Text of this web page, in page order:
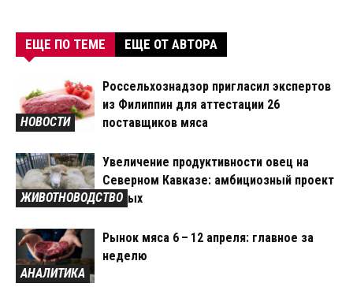
ЕЩЕ ПО ТЕМЕ ЕЩЕ ОТ АВТОРА
НОВОСТИ
Россельхознадзор пригласил экспертов
из Филиппин для аттестации 26
поставщиков мяса
ЖИВОТНОВОДСТВО
Увеличение продуктивности овец на
Северном Кавказе: амбициозный проект
ученых
АНАЛИТИКА
Рынок мяса 6 – 12 апреля: главное за
неделю